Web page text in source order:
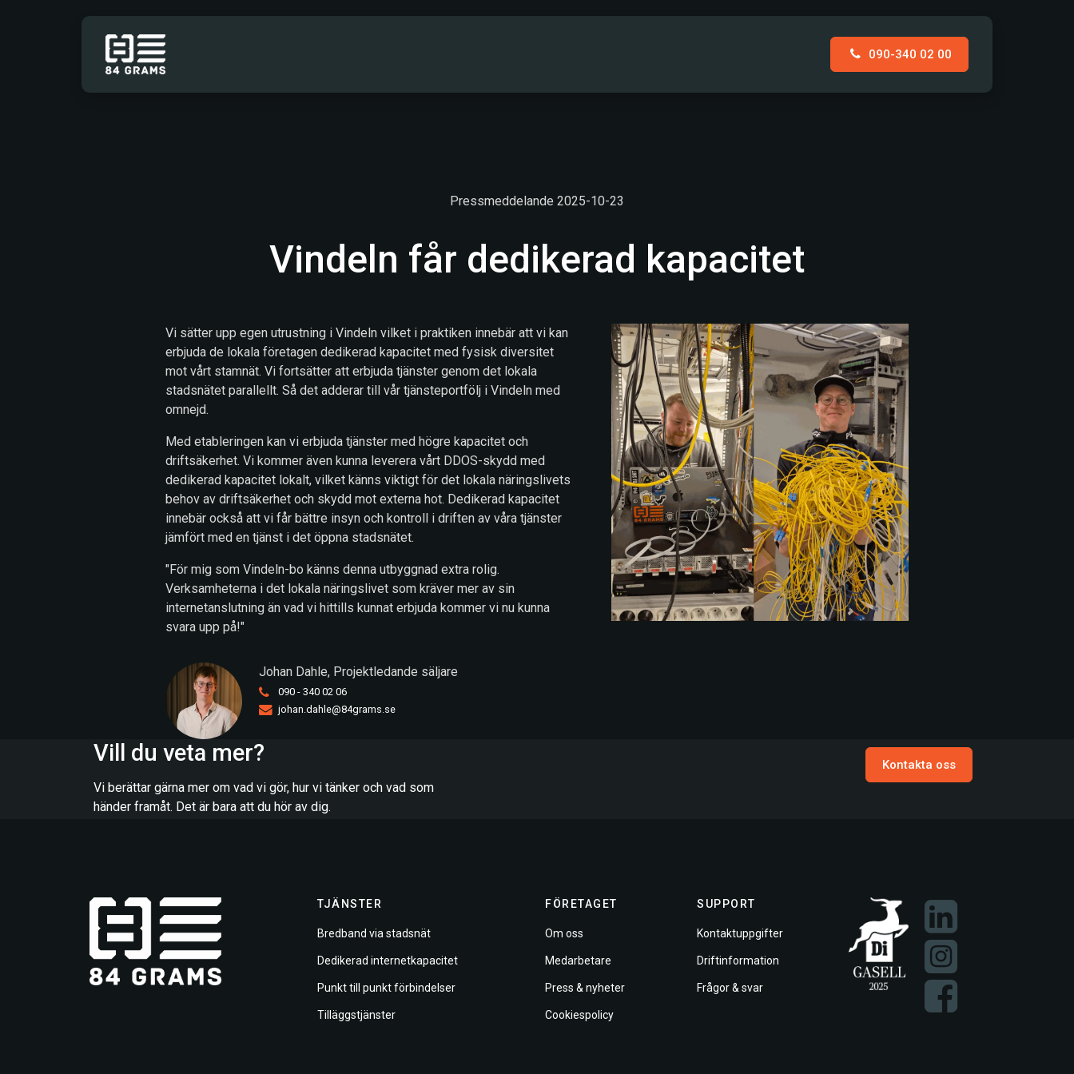
090-340 02 00
Pressmeddelande 2025-10-23
Vindeln får dedikerad kapacitet
Vi sätter upp egen utrustning i Vindeln vilket i praktiken innebär att vi kan
erbjuda de lokala företagen dedikerad kapacitet med fysisk diversitet
mot vårt stamnät. Vi fortsätter att erbjuda tjänster genom det lokala
stadsnätet parallellt. Så det adderar till vår tjänsteportfölj i Vindeln med
omnejd.
Med etableringen kan vi erbjuda tjänster med högre kapacitet och
driftsäkerhet. Vi kommer även kunna leverera vårt DDOS-skydd med
dedikerad kapacitet lokalt, vilket känns viktigt för det lokala näringslivets
behov av driftsäkerhet och skydd mot externa hot. Dedikerad kapacitet
innebär också att vi får bättre insyn och kontroll i driften av våra tjänster
jämfört med en tjänst i det öppna stadsnätet.
"För mig som Vindeln-bo känns denna utbyggnad extra rolig.
Verksamheterna i det lokala näringslivet som kräver mer av sin
internetanslutning än vad vi hittills kunnat erbjuda kommer vi nu kunna
svara upp på!"
Johan Dahle, Projektledande säljare
090 - 340 02 06
johan.dahle@84grams.se
Vill du veta mer?
Vi berättar gärna mer om vad vi gör, hur vi tänker och vad som
händer framåt. Det är bara att du hör av dig.
Kontakta oss
TJÄNSTER
Bredband via stadsnät
Dedikerad internetkapacitet
Punkt till punkt förbindelser
Tilläggstjänster
FÖRETAGET
Om oss
Medarbetare
Press & nyheter
Cookiespolicy
SUPPORT
Kontaktuppgifter
Driftinformation
Frågor & svar